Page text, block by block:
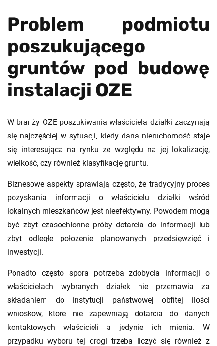
Problem podmiotu
poszukującego
gruntów pod budowę
instalacji OZE
W branży OZE poszukiwania właściciela działki zaczynają
się najczęściej w sytuacji, kiedy dana nieruchomość staje
się interesująca na rynku ze względu na jej lokalizację,
wielkość, czy również klasyfikację gruntu.
Biznesowe aspekty sprawiają często, że tradycyjny proces
pozyskania informacji o właścicielu działki wśród
lokalnych mieszkańców jest nieefektywny. Powodem mogą
być zbyt czasochłonne próby dotarcia do informacji lub
zbyt odległe położenie planowanych przedsięwzięć i
inwestycji.
Ponadto często spora potrzeba zdobycia informacji o
właścicielach wybranych działek nie przemawia za
składaniem do instytucji państwowej obfitej ilości
wniosków, które nie zapewniają dotarcia do danych
kontaktowych właścicieli a jedynie ich mienia. W
przypadku wyboru tej drogi trzeba liczyć się również z